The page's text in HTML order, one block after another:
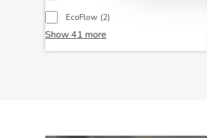
EcoFlow 22
Show 41 more